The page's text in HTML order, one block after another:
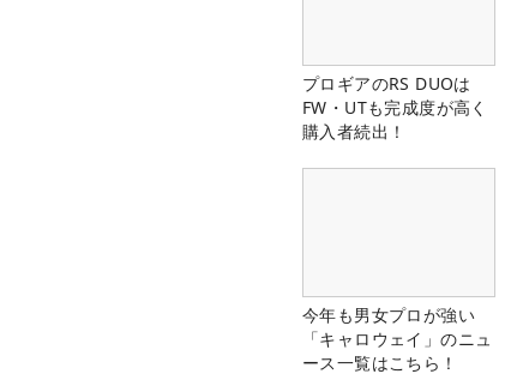
プロギアのRS DUOは
FW・UTも完成度が高く
購入者続出！
今年も男女プロが強い
「キャロウェイ」のニュ
ース一覧はこちら！